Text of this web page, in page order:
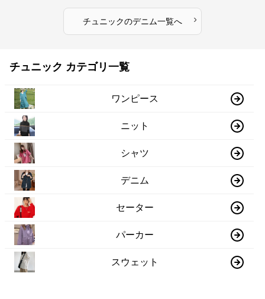
チュニックのデニム一覧へ ›
チュニック カテゴリ一覧
ワンピース
ニット
シャツ
デニム
セーター
パーカー
スウェット